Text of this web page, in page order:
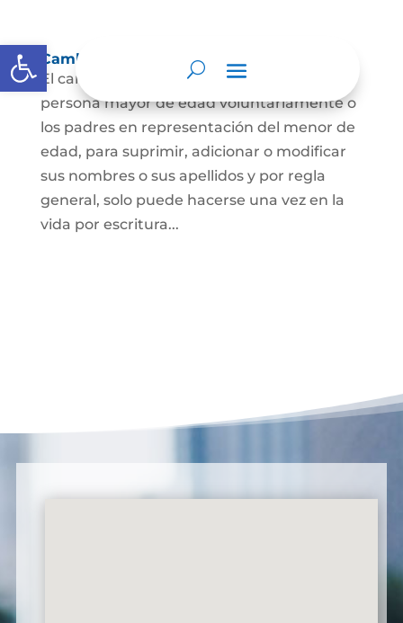
Abrir barra de herramientas
Cambio Nombre
El cambio de nombre lo podrá hacer la
persona mayor de edad voluntariamente o
los padres en representación del menor de
edad, para suprimir, adicionar o modificar
sus nombres o sus apellidos y por regla
general, solo puede hacerse una vez en la
vida por escritura...